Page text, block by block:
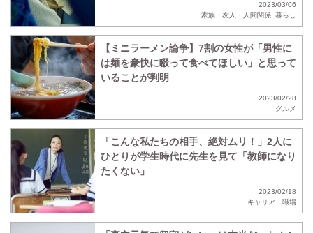
2023/03/06
家族・友人・人間関係, 暮らし
【ミニラーメン論争】7割の女性が「男性に
は麺を豪快に啜って食べてほしい」と思って
いることが判明
2023/02/28
グルメ
「こんな私たちの相手、絶対ムリ！」2人に
ひとりが学生時代に先生を見て「教師になり
たくない」
2023/02/18
キャリア・職場